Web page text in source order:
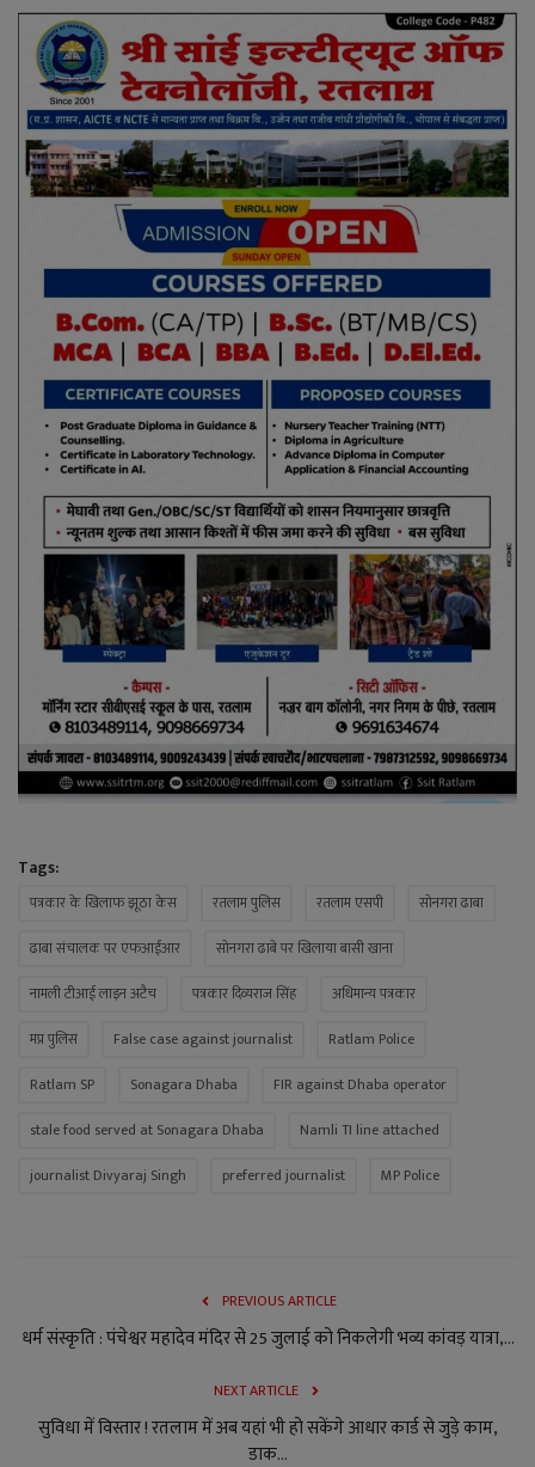
Tags:
पत्रकार के खिलाफ झूठा केस रतलाम पुलिस रतलाम एसपी
सोनगरा ढाबा
ढाबा संचालक पर एफआईआर
सोनगरा ढाबे पर खिलाया बासी खाना
नामली टीआई लाइन अटैच
पत्रकार दिव्यराज सिंह
अधिमान्य पत्रकार
मप्र पुलिस
False case against journalist
Ratlam Police
Ratlam SP
Sonagara Dhaba
FIR against Dhaba operator
stale food served at Sonagara Dhaba
Namli TI line attached
journalist Divyaraj Singh
preferred journalist MP Police
PREVIOUS ARTICLE
धर्म संस्कृति : पंचेश्वर महादेव मंदिर से 25 जुलाई को निकलेगी भव्य कांवड़ यात्रा,...
NEXT ARTICLE
सुविधा में विस्तार ! रतलाम में अब यहां भी हो सकेंगे आधार कार्ड से जुड़े काम,
डाक...